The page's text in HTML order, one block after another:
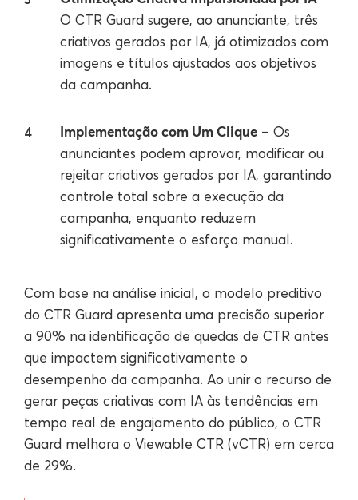
O CTR Guard sugere, ao anunciante, três
criativos gerados por IA, já otimizados com
imagens e títulos ajustados aos objetivos
da campanha.
Implementação com Um Clique – Os
anunciantes podem aprovar, modificar ou
rejeitar criativos gerados por IA, garantindo
controle total sobre a execução da
campanha, enquanto reduzem
significativamente o esforço manual.
Com base na análise inicial, o modelo preditivo
do CTR Guard apresenta uma precisão superior
a 90% na identificação de quedas de CTR antes
que impactem significativamente o
desempenho da campanha. Ao unir o recurso de
gerar peças criativas com IA às tendências em
tempo real de engajamento do público, o CTR
Guard melhora o Viewable CTR (vCTR) em cerca
de 29%.